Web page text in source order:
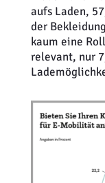
aufs Laden,
der
kaum eine
relevant, nur